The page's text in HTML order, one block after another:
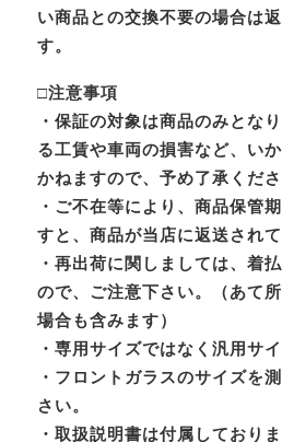
い商品との交換不要の場合は
す。
□注意事項
・保証の対象は商品のみとな
る工賃や車両の損害など、い
かねますので、予め了承くださ
・ご不在等により、商品保管
すと、商品が当店に返送されて
・再出荷に関しましては、着
ので、ご注意下さい。（あて
場合も含みます）
・専用サイズではなく汎用サイ
・フロントガラスのサイズを
さい。
・取扱説明書は付属しておりま